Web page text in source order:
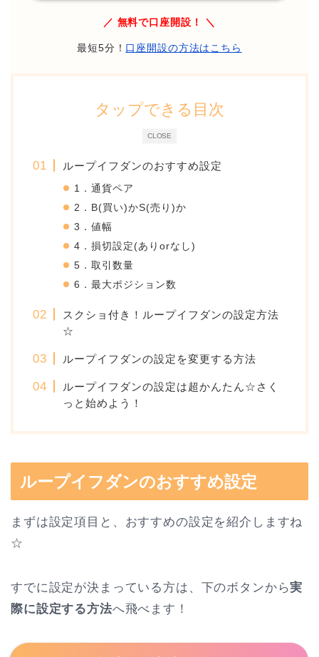
／ 無料で口座開設！ ＼
最短5分！ 口座開設の方法はこちら
CLOSE
タップできる目次
ループイフダンのおすすめ設定
1．通貨ペア
2．B(買い)かS(売り)か
3．値幅
4．損切設定(ありorなし)
5．取引数量
6．最大ポジション数
スクショ付き！ループイフダンの設定方法
☆
ループイフダンの設定を変更する方法
ループイフダンの設定は超かんたん☆さく
っと始めよう！
ループイフダンのおすすめ設定
まずは設定項目と、おすすめの設定を紹介しますね
☆
すでに設定が決まっている方は、下のボタンから実
際に設定する方法へ飛べます！